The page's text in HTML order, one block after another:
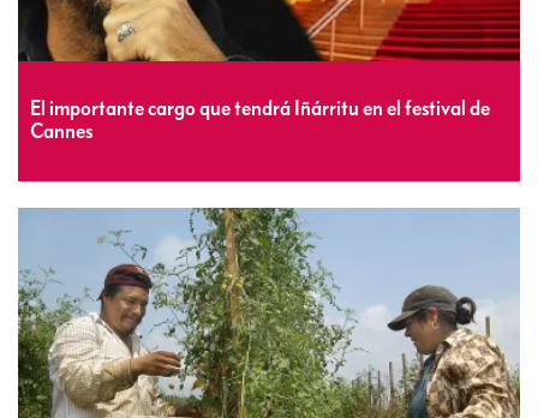
El importante cargo que tendrá Iñárritu en el festival de
Cannes